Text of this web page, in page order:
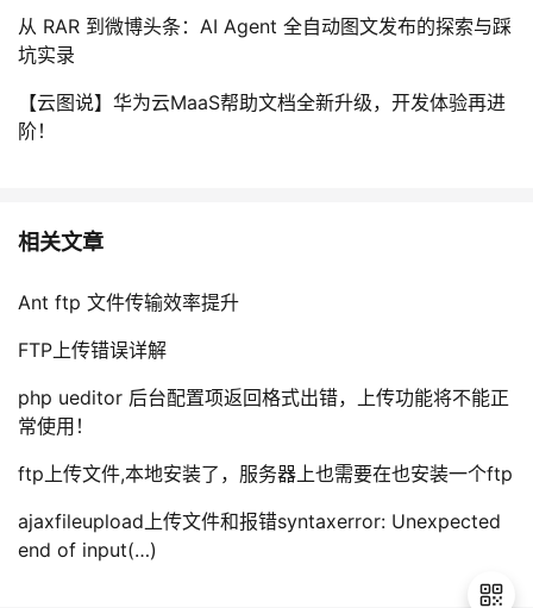
从 RAR 到微博头条：AI Agent 全自动图文发布的探索与踩
坑实录
【云图说】华为云MaaS帮助文档全新升级，开发体验再进
阶！
相关文章
Ant ftp 文件传输效率提升
FTP上传错误详解
php ueditor 后台配置项返回格式出错，上传功能将不能正
常使用！
ftp上传文件,本地安装了，服务器上也需要在也安装一个ftp
ajaxfileupload上传文件和报错syntaxerror: Unexpected
end of input(…)